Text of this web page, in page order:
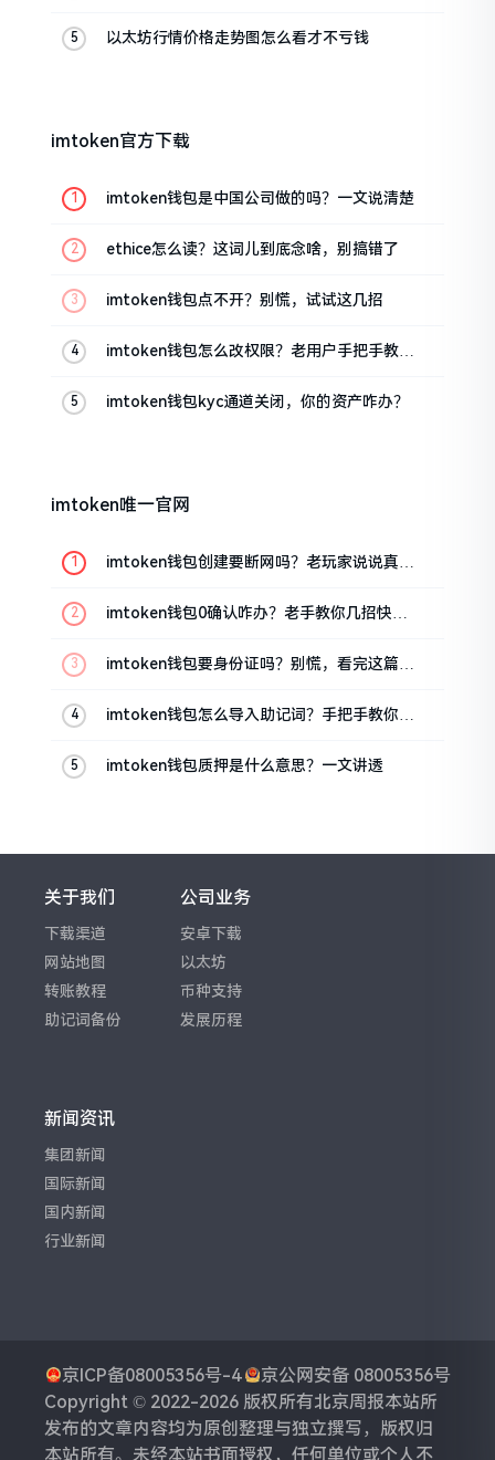
以太坊行情价格走势图怎么看才不亏钱
imtoken官方下载
imtoken钱包是中国公司做的吗？一文说清楚
ethice怎么读？这词儿到底念啥，别搞错了
imtoken钱包点不开？别慌，试试这几招
imtoken钱包怎么改权限？老用户手把手教你
imtoken钱包kyc通道关闭，你的资产咋办？
imtoken唯一官网
imtoken钱包创建要断网吗？老玩家说说真实
imtoken钱包0确认咋办？老手教你几招快速
imtoken钱包要身份证吗？别慌，看完这篇就
imtoken钱包怎么导入助记词？手把手教你找
imtoken钱包质押是什么意思？一文讲透
关于我们
下载渠道
网站地图
转账教程
助记词备份
公司业务
安卓下载
以太坊
币种支持
发展历程
新闻资讯
集团新闻
国际新闻
国内新闻
行业新闻
京ICP备08005356号-4
京公网安备 08005356号
Copyright © 2022-2026 版权所有北京周报本站所
发布的文章内容均为原创整理与独立撰写，版权归
本站所有。未经本站书面授权，任何单位或个人不